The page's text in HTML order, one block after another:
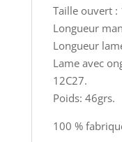
Taille ouvert :
Longueur
Longueur
Lame avec
12C27.
Poids: 46grs.
100 %